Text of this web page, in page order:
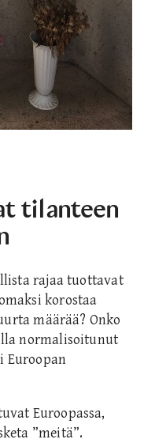
tilanteen
rajaa tuottavat
korostaa
määrää? Onko
normalisoitunut
Euroopan
Euroopassa,
”meitä”.